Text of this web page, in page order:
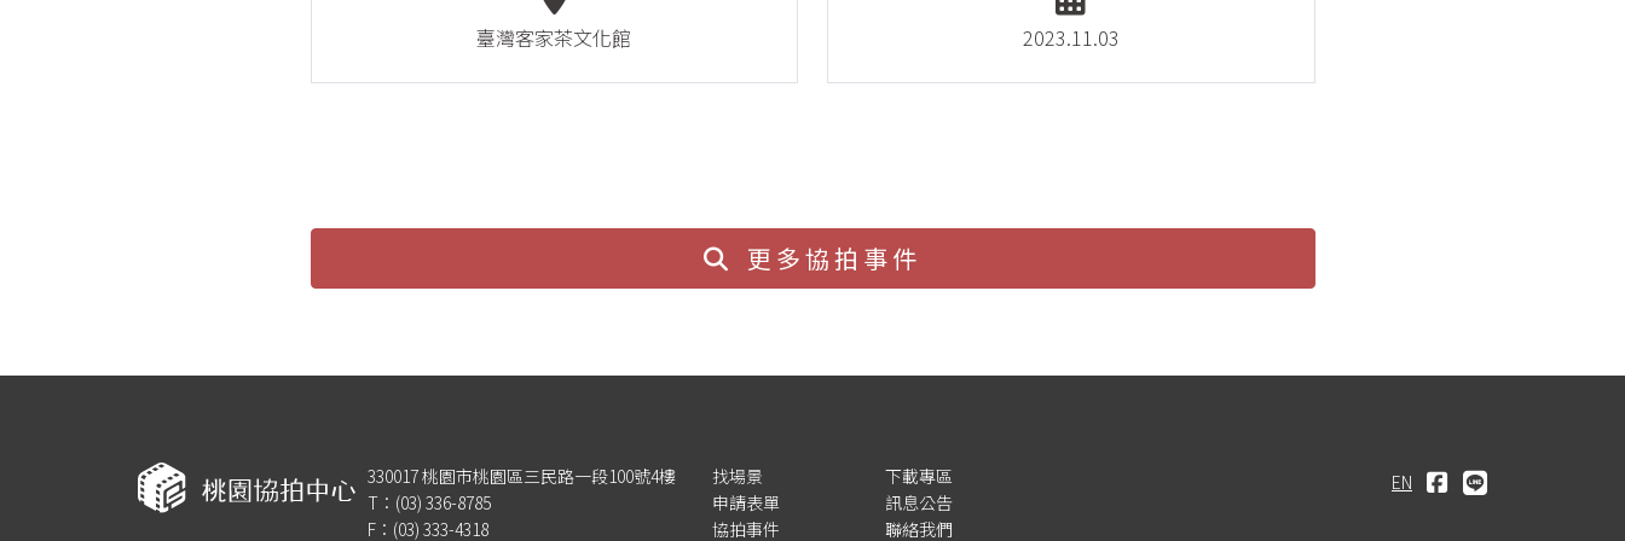
臺灣客家茶文化館 2023.11.03
更多協拍事件
330017 桃園市桃園區三民路一段100號4樓
T：(03) 336-8785
F：(03) 333-4318
找場景
申請表單
協拍事件
下載專區
訊息公告
聯絡我們
EN